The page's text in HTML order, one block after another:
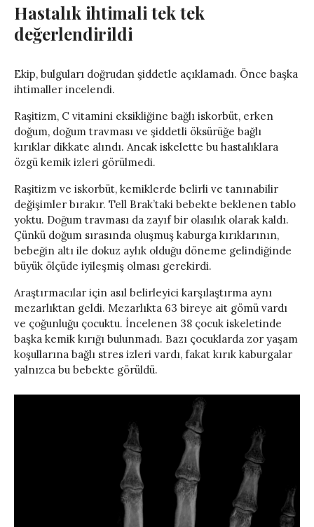
Hastalık ihtimali tek tek
değerlendirildi
Ekip, bulguları doğrudan şiddetle açıklamadı. Önce başka
ihtimaller incelendi.
Raşitizm, C vitamini eksikliğine bağlı iskorbüt, erken
doğum, doğum travması ve şiddetli öksürüğe bağlı
kırıklar dikkate alındı. Ancak iskelette bu hastalıklara
özgü kemik izleri görülmedi.
Raşitizm ve iskorbüt, kemiklerde belirli ve tanınabilir
değişimler bırakır. Tell Brak’taki bebekte beklenen tablo
yoktu. Doğum travması da zayıf bir olasılık olarak kaldı.
Çünkü doğum sırasında oluşmuş kaburga kırıklarının,
bebeğin altı ile dokuz aylık olduğu döneme gelindiğinde
büyük ölçüde iyileşmiş olması gerekirdi.
Araştırmacılar için asıl belirleyici karşılaştırma aynı
mezarlıktan geldi. Mezarlıkta 63 bireye ait gömü vardı
ve çoğunluğu çocuktu. İncelenen 38 çocuk iskeletinde
başka kemik kırığı bulunmadı. Bazı çocuklarda zor yaşam
koşullarına bağlı stres izleri vardı, fakat kırık kaburgalar
yalnızca bu bebekte görüldü.